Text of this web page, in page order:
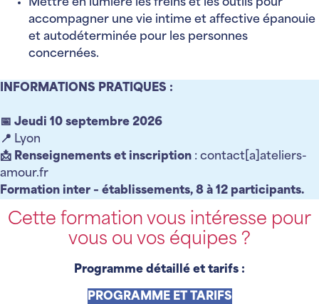
Mettre en lumière les freins et les outils pour
accompagner une vie intime et affective épanouie
et autodéterminée pour les personnes
concernées.
INFORMATIONS PRATIQUES :
📅 Jeudi 10 septembre 2026
📍 Lyon
📩 Renseignements et inscription : contact[a]ateliers-
amour.fr
Formation inter – établissements, 8 à 12 participants.
Cette formation vous intéresse pour
vous ou vos équipes ?
Programme détaillé et tarifs :
PROGRAMME ET TARIFS